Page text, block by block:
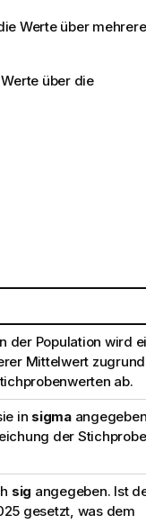
Werte über
über die
der Population wird
Mittelwert
ab.
in sigmaangegeben
der Stichprobe
sig angegeben. Ist
gesetzt, was dem